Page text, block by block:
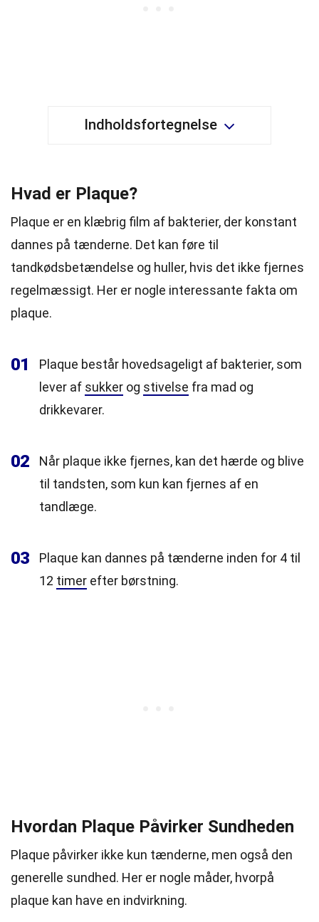
Indholdsfortegnelse
Hvad er Plaque?
Plaque er en klæbrig film af bakterier, der konstant
dannes på tænderne. Det kan føre til
tandkødsbetændelse og huller, hvis det ikke fjernes
regelmæssigt. Her er nogle interessante fakta om
plaque.
01
Plaque består hovedsageligt af bakterier, som
lever af sukker og stivelse fra mad og
drikkevarer.
02
Når plaque ikke fjernes, kan det hærde og blive
til tandsten, som kun kan fjernes af en
tandlæge.
03
Plaque kan dannes på tænderne inden for 4 til
12 timer efter børstning.
Hvordan Plaque Påvirker Sundheden
Plaque påvirker ikke kun tænderne, men også den
generelle sundhed. Her er nogle måder, hvorpå
plaque kan have en indvirkning.